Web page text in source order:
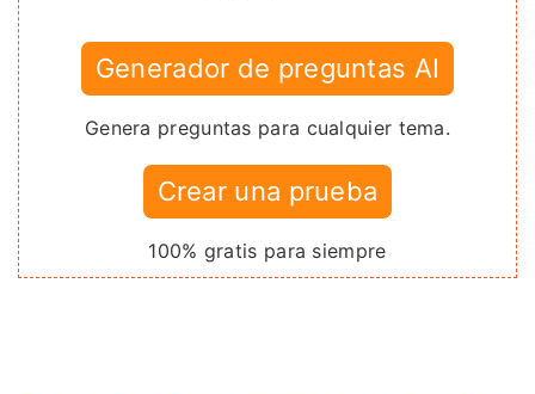
Generador de preguntas AI
Genera preguntas para cualquier tema.
Crear una prueba
100% gratis para siempre